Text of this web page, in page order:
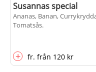
Susannas special
Ananas, Banan,
Tomatsås.
+ fr. från 120 kr